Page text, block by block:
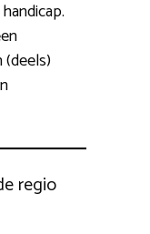
(deels)
regio